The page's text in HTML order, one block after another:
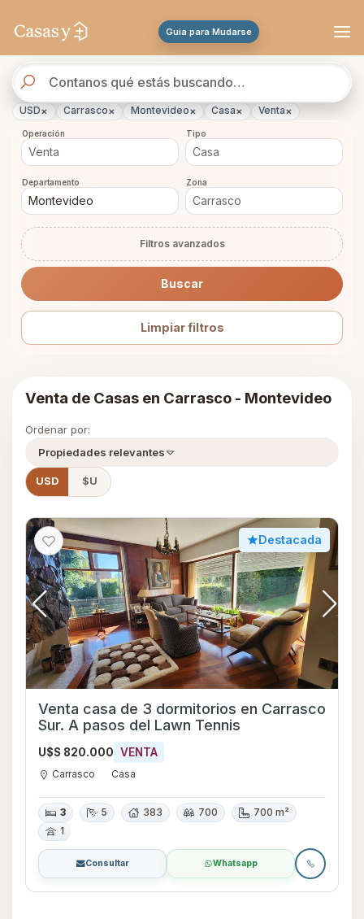
Guia para Mudarse
de
propiedades
USD× Carrasco× Montevideo× Casa× Venta×
Operación Tipo
Departamento Zona
Filtros avanzados
Buscar
Limpiar filtros
Venta de Casas en Carrasco - Montevideo
Ordenar por:
Propiedades relevantes
USD $U
Destacada
Venta casa de 3 dormitorios en Carrasco
Sur. A pasos del Lawn Tennis
U$S 820.000 VENTA
Carrasco Casa
3 5 383 700
700 m²
1
Consultar Whatsapp